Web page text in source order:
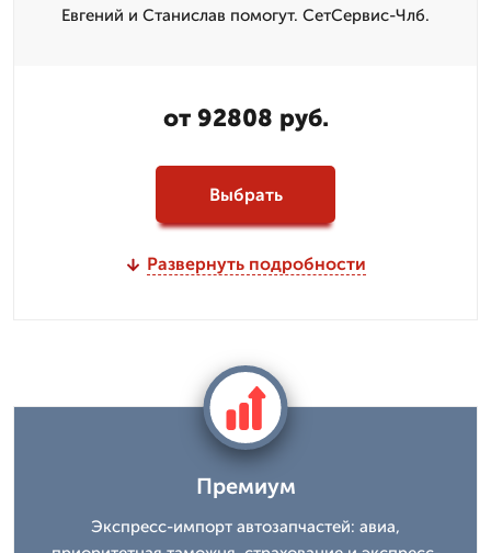
Евгений и Станислав помогут. СетСервис-Члб.
от 92808 руб.
Выбрать
Развернуть подробности
Премиум
Экспресс-импорт автозапчастей: авиа,